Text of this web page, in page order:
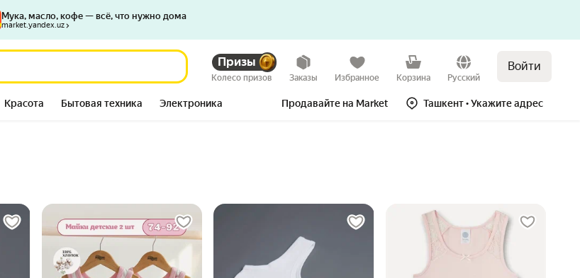
Призы
Колесо призов Заказы Избранное Корзина Русский
Войти
Красота Бытовая техника Электроника Продавайте на Market Ташкент• Укажите адрес
Мука, масло, кофе — всё, что нужно дома
market.yandex.uz